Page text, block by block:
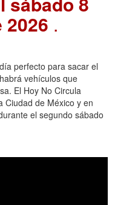
2026 .
perfecto para sacar el
vehículos que
El Hoy No Circula
Ciudad de México y en
el segundo sábado